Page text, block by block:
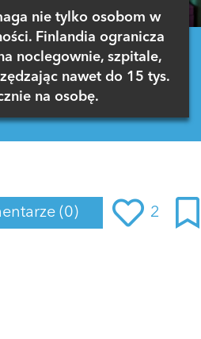
nie tylko osobom w
Finlandia ogranicza
noclegownie, szpitale,
nawet do 15 tys.
na osobę.
(0) 2